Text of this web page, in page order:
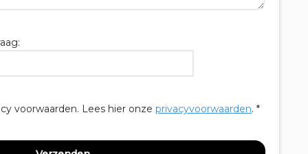
voorwaarden. Lees hier onze privacyvoorwaarden. *